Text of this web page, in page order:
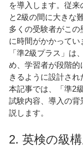
を導入します。従来
と2級の間に大きな
多くの受験者がこ
に時間がかかってい
「準2級プラス」は
め、学習者が段階的
きるように設計され
本記事では、「準2
試験内容、導入の背
説します。
2. 英検の級